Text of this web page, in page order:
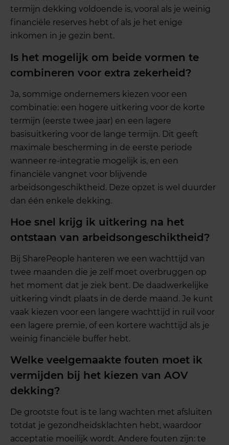
termijn dekking voldoende is, vooral als je weinig
financiële reserves hebt of als je het enige
inkomen in je gezin bent.
Is het mogelijk om beide vormen te
combineren voor extra zekerheid?
Ja, sommige ondernemers kiezen voor een
combinatie: een hogere uitkering voor de korte
termijn (eerste twee jaar) en een lagere
basisuitkering voor de lange termijn. Dit geeft
maximale bescherming in de eerste periode
wanneer re-integratie mogelijk is, en een
financiële vangnet voor blijvende
arbeidsongeschiktheid. Deze opzet is wel duurder
dan één enkele dekking.
Hoe snel krijg ik uitkering na het
ontstaan van arbeidsongeschiktheid?
Bij SharePeople hanteren we een wachttijd van
twee maanden die je zelf moet overbruggen op
het moment dat je ziek bent. De daadwerkelijke
uitkering vindt plaats in de derde maand. Je kunt
vaak kiezen voor een langere wachttijd in ruil voor
een lagere premie, of een kortere wachttijd als je
weinig financiële buffer hebt.
Welke veelgemaakte fouten moet ik
vermijden bij het kiezen van AOV
dekking?
De grootste fout is te lang wachten met afsluiten
totdat je gezondheidsklachten hebt, waardoor
acceptatie moeilijk wordt. Andere fouten zijn: te